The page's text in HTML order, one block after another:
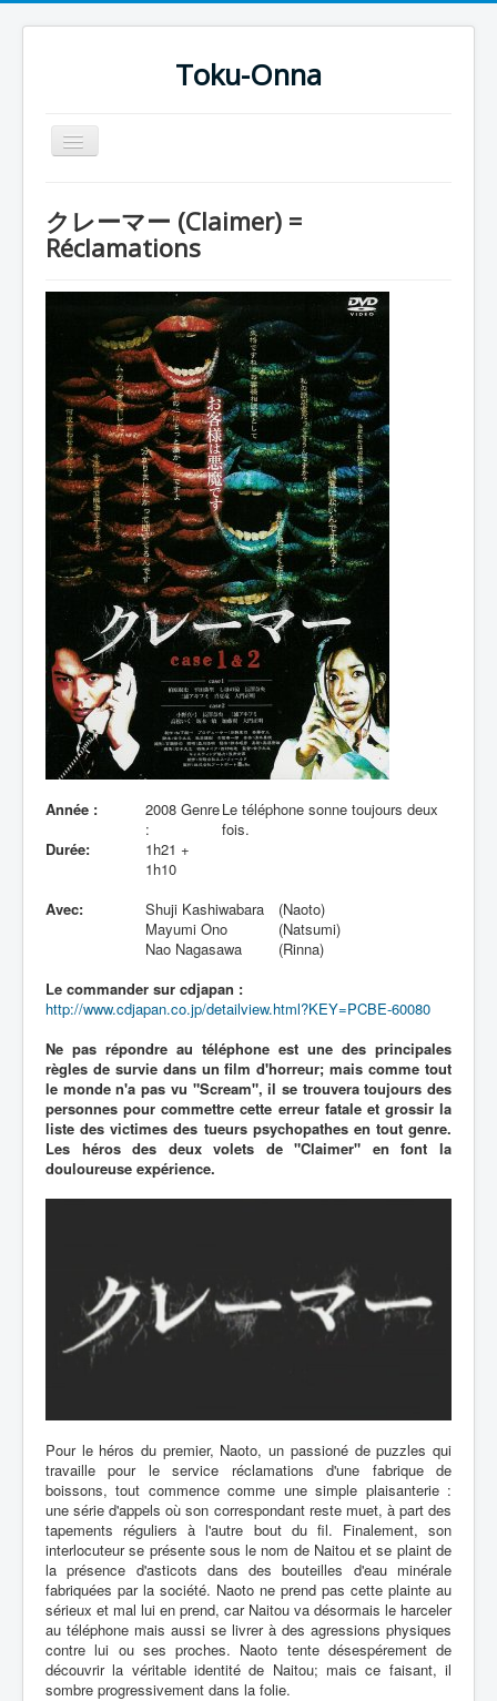
Toku-Onna
Basculer
la
Toku-Actrices
Films
COSAA
Dessins
Artiste Asperger
Lexique
クレーマー (Claimer) =
Réclamations
Année :
2008 Genre
:
Le téléphone sonne toujours deux
fois.
Durée:
1h21 +
1h10
Avec:
Shuji Kashiwabara
(Naoto)
Mayumi Ono
(Natsumi)
Nao Nagasawa
(Rinna)
Le commander sur cdjapan :
http://www.cdjapan.co.jp/detailview.html?KEY=PCBE-60080
Ne pas répondre au téléphone est une des principales
règles de survie dans un film d'horreur; mais comme tout
le monde n'a pas vu "Scream", il se trouvera toujours des
personnes pour commettre cette erreur fatale et grossir la
liste des victimes des tueurs psychopathes en tout genre.
Les héros des deux volets de "Claimer" en font la
douloureuse expérience.
Pour le héros du premier, Naoto, un passioné de puzzles qui
travaille pour le service réclamations d'une fabrique de
boissons, tout commence comme une simple plaisanterie :
une série d'appels où son correspondant reste muet, à part des
tapements réguliers à l'autre bout du fil. Finalement, son
interlocuteur se présente sous le nom de Naitou et se plaint de
la présence d'asticots dans des bouteilles d'eau minérale
fabriquées par la société. Naoto ne prend pas cette plainte au
sérieux et mal lui en prend, car Naitou va désormais le harceler
au téléphone mais aussi se livrer à des agressions physiques
contre lui ou ses proches. Naoto tente désespérement de
découvrir la véritable identité de Naitou; mais ce faisant, il
sombre progressivement dans la folie.